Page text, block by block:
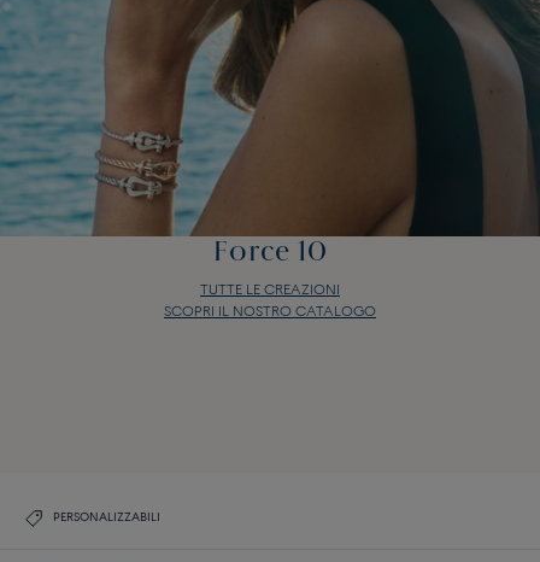
Force 10
TUTTE LE CREAZIONI
SCOPRI IL NOSTRO CATALOGO
PERSONALIZZABILI